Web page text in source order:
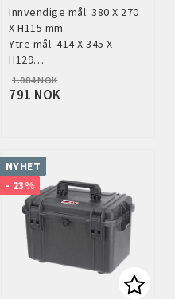
Innvendige mål: 380 X 270
X H115 mm
Ytre mål: 414 X 345 X
H129…
1.084 NOK
791 NOK
NYHET
- 23%